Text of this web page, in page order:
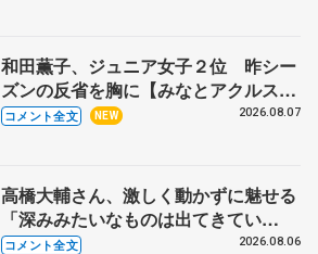
和田薫子、ジュニア女子２位 昨シー
ズンの反省を胸に【みなとアクルス杯
フリー】
コメント全文 NEW 2026.08.07
高橋大輔さん、激しく動かずに魅せる
「深みみたいなものは出てきてい
る？」 〝兄さん〟と慕うレジェンド
コメント全文 2026.08.06